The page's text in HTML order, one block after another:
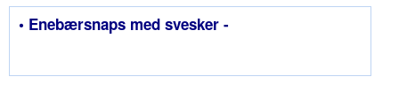
• Enebærsnaps med svesker -